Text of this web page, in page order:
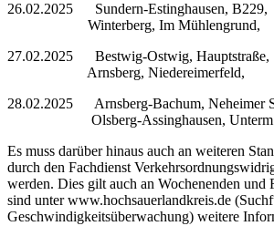
26.02.2025 Sundern-Estinghausen, B229,
Winterberg, Im Mühlengrund,
27.02.2025 Bestwig-Ostwig, Hauptstraße,
Arnsberg, Niedereimerfeld,
28.02.2025 Arnsberg-Bachum, Neheimer
Olsberg-Assinghausen, Unterm
Es muss darüber hinaus auch an weiteren
durch den Fachdienst
werden. Dies gilt auch an Wochenenden und
sind unter www.hochsauerlandkreis.de
Geschwindigkeitsüberwachung) weitere